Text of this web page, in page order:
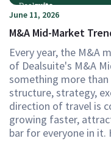
June 11, 2026
M&A Mid-Market
Every year, the M&A
of Dealsuite's M&A
something more than
structure, strategy,
direction of travel is
growing faster,
bar for everyone in